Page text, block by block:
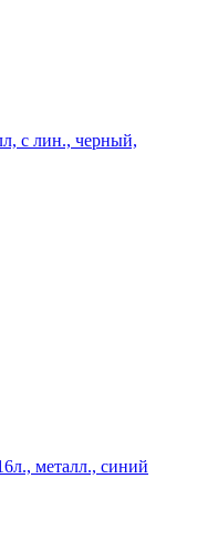
с лин., черный,
металл., синий